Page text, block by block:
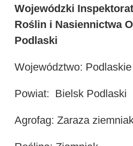
Wojewódzki
Roślin i Nasiennictwa
Podlaski
Województwo: Podlaskie
Powiat: Bielsk Podlaski
Agrofag: Zaraza